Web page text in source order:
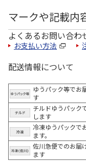
マークや記載内
よくあるお問い合わ
お支払い方法
配送情報について
ゆうパック等でお
す
チルドゆうパック
します
冷凍ゆうパックで
ます。
佐川急便でのお届
ます